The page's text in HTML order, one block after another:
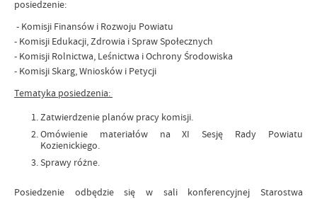
posiedzenie:
- Komisji Finansów i Rozwoju Powiatu
- Komisji Edukacji, Zdrowia i Spraw Społecznych
- Komisji Rolnictwa, Leśnictwa i Ochrony Środowiska
- Komisji Skarg, Wniosków i Petycji
Tematyka posiedzenia:
Zatwierdzenie planów pracy komisji.
Omówienie materiałów na XI Sesję Rady Powiatu
Kozienickiego.
Sprawy różne.
Posiedzenie odbędzie się w sali konferencyjnej Starostwa